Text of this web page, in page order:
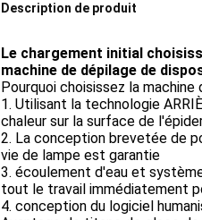
Description de produit
Le chargement initial
machine de dépilage de
Pourquoi choisissez la
1. Utilisant la technologie
chaleur sur la surface de
2. La conception brevetée de
vie de lampe est garantie
3. écoulement d'eau et
tout le travail immédiatement
4. conception du logiciel